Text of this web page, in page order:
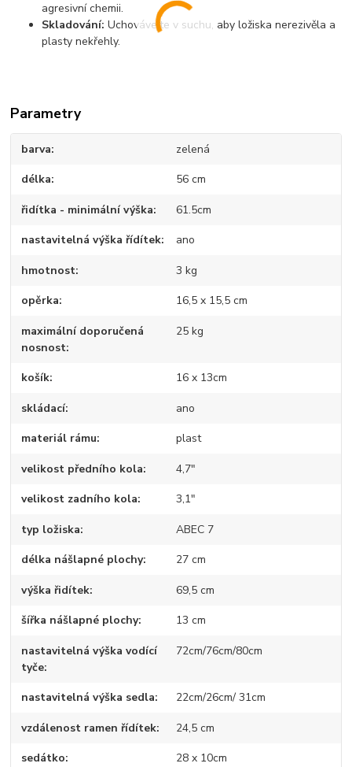
agresivní chemii.
Skladování: Uchovávejte v suchu, aby ložiska nerezivěla a
plasty nekřehly.
Parametry
barva zelená
délka 56 cm
řidítka - minimální výška 61.5cm
nastavitelná výška řídítek ano
hmotnost 3 kg
opěrka 16,5 x 15,5 cm
maximální doporučená
nosnost
25 kg
košík 16 x 13cm
skládací ano
materiál rámu plast
velikost předního kola 4,7"
velikost zadního kola 3,1"
typ ložiska ABEC 7
délka nášlapné plochy 27 cm
výška řidítek 69,5 cm
šířka nášlapné plochy 13 cm
nastavitelná výška vodící
tyče
72cm/76cm/80cm
nastavitelná výška sedla 22cm/26cm/ 31cm
vzdálenost ramen řídítek 24,5 cm
sedátko 28 x 10cm